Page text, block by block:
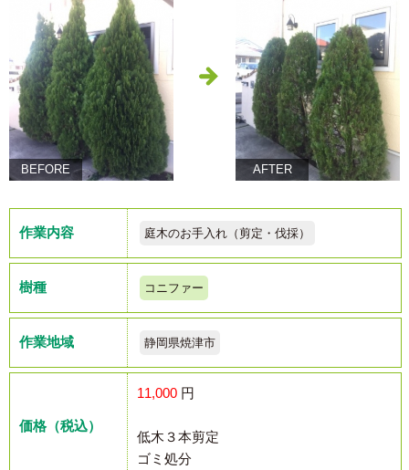
BEFORE AFTER
作業内容 庭木のお手入れ（剪定・伐採）
樹種 コニファー
作業地域 静岡県焼津市
価格（税込）
11,000 円
低木３本剪定
ゴミ処分